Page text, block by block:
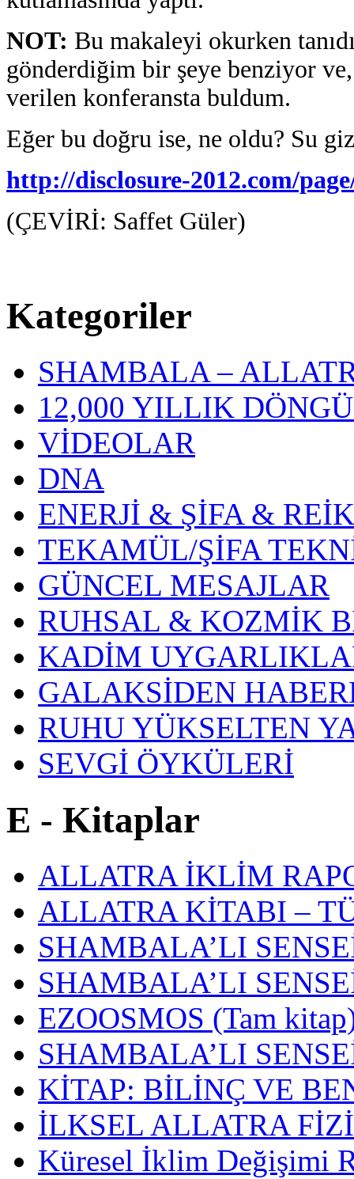
NOT: Bu makaleyi okurken
gönderdiğim bir şeye benziyor
verilen konferansta buldum.
Eğer bu doğru ise, ne oldu? Su
http://disclosure-2012.com/
(ÇEVİRİ: Saffet Güler)
Kategoriler
SHAMBALA –
12,000 YILLIK
VİDEOLAR
DNA
ENERJİ & ŞİFA &
TEKAMÜL/ŞİFA
GÜNCEL MESAJLAR
RUHSAL & KOZMİK
KADİM
GALAKSİDEN
RUHU YÜKSELTEN
SEVGİ ÖYKÜLERİ
E - Kitaplar
ALLATRA İKLİM
ALLATRA KİTABI –
SHAMBALA’LI
SHAMBALA’LI
EZOOSMOS (Tam
SHAMBALA’LI
KİTAP: BİLİNÇ VE
İLKSEL ALLATRA
Küresel İklim Değişimi